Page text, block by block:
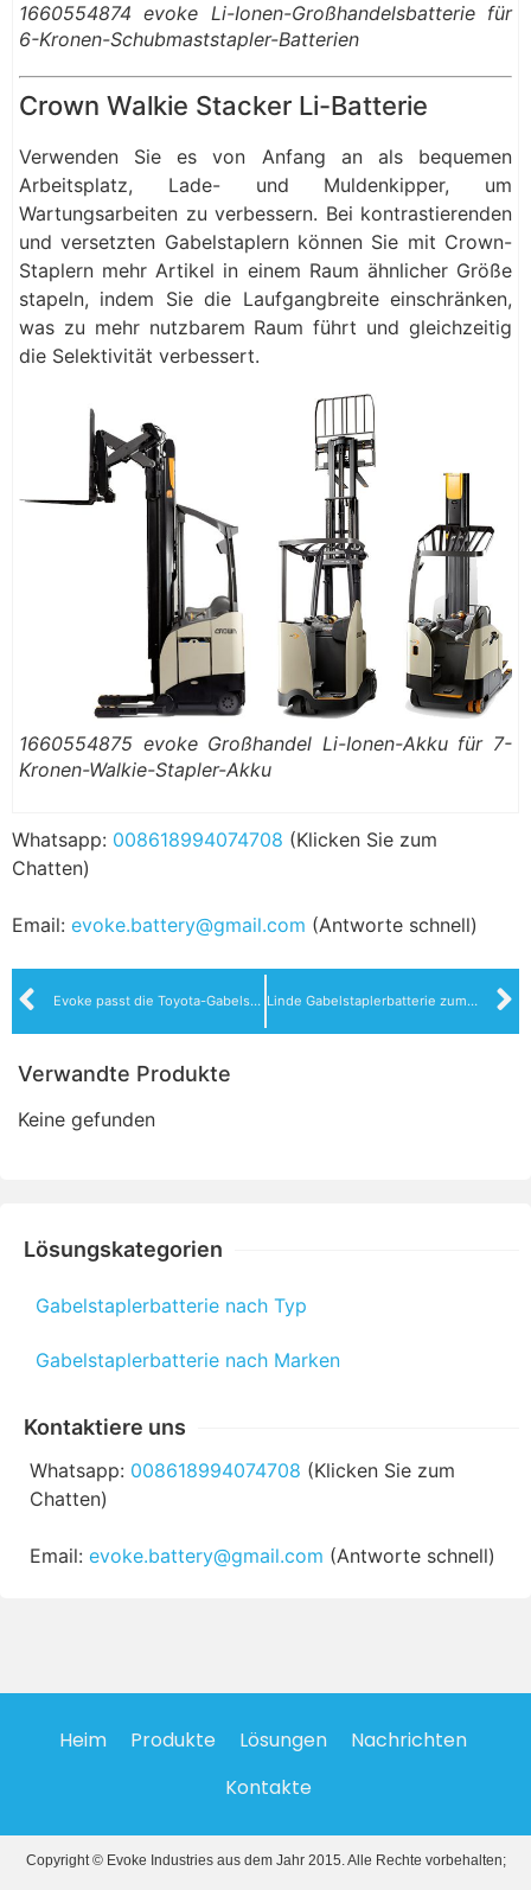
1660554874 evoke Li-Ionen-Großhandelsbatterie für
6-Kronen-Schubmaststapler-Batterien
Crown Walkie Stacker Li-Batterie
Verwenden Sie es von Anfang an als bequemen
Arbeitsplatz, Lade- und Muldenkipper, um
Wartungsarbeiten zu verbessern. Bei kontrastierenden
und versetzten Gabelstaplern können Sie mit Crown-
Staplern mehr Artikel in einem Raum ähnlicher Größe
stapeln, indem Sie die Laufgangbreite einschränken,
was zu mehr nutzbarem Raum führt und gleichzeitig
die Selektivität verbessert.
1660554875 evoke Großhandel Li-Ionen-Akku für 7-
Kronen-Walkie-Stapler-Akku
Whatsapp: 008618994074708 (Klicken Sie zum
Chatten)
Email: evoke.battery@gmail.com (Antworte schnell)
Evoke passt die Toyota-Gabelstaplerbatterie an Ihre Bedürfnisse an Linde Gabelstaplerbatterie zum Verkauf und zur Anpassung
Verwandte Produkte
Keine gefunden
Lösungskategorien
Gabelstaplerbatterie nach Typ
Gabelstaplerbatterie nach Marken
Kontaktiere uns
Whatsapp: 008618994074708 (Klicken Sie zum
Chatten)
Email: evoke.battery@gmail.com (Antworte schnell)
Heim Produkte Lösungen
Nachrichten
Kontakte
Copyright © Evoke Industries aus dem Jahr 2015. Alle Rechte vorbehalten;